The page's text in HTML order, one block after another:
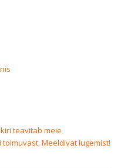
teavitab meie
Meeldivat lugemist!